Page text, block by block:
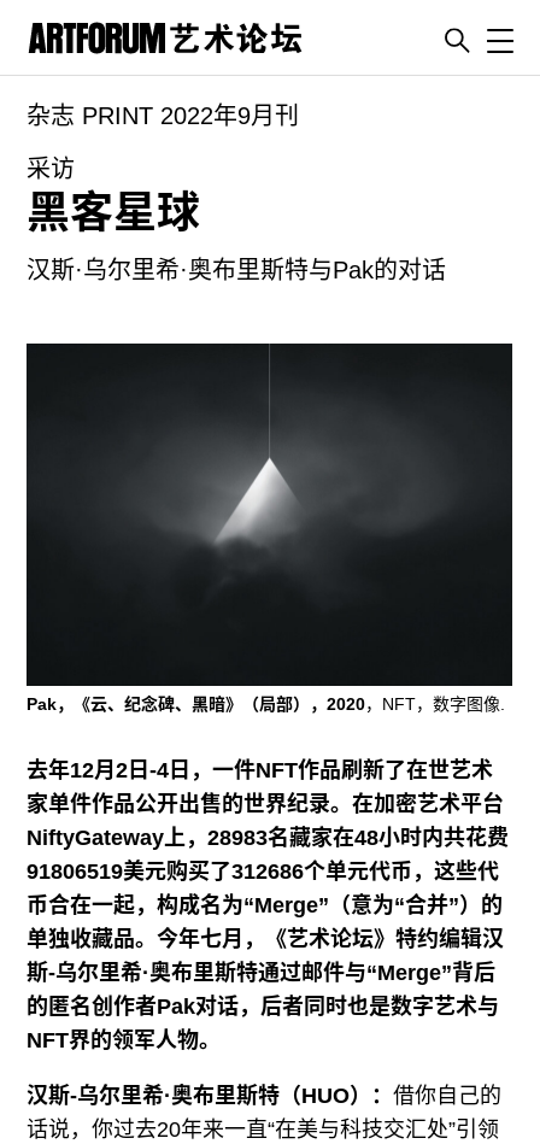
artguide
新闻
展评
专栏
联系我们
杂志 PRINT 2022年9月刊
采访
黑客星球
汉斯·乌尔里希·奥布里斯特与Pak的对话
Pak，《云、纪念碑、黑暗》（局部），2020，NFT，数字图像.
去年12月2 日-4 日，一件NFT作品刷新了在世艺术
家单件作品公开出售的世界纪录。在加密艺术平台
NiftyGateway上，28983名藏家在48小时内共花费
91806519美元购买了312686个单元代币，这些代
币合在一起，构成名为“Merge” （意为“合并”）的
单独收藏品。今年七月，《艺术论坛》特约编辑汉
斯-乌尔里希·奥布里斯特通过邮件与“Merge”背后
的匿名创作者Pak对话，后者同时也是数字艺术与
NFT界的领军人物。
汉斯-乌尔里希·奥布里斯特（HUO）：借你自己的
话说，你过去20年来一直“在美与科技交汇处”引领